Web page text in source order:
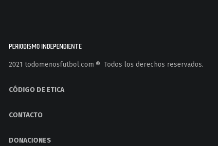
PERIODISMO INDEPENDIENTE
2021 todomenosfutbol.com ®️ Todos los derechos reservados.
CÓDIGO DE ETICA
CONTACTO
DONACIONES